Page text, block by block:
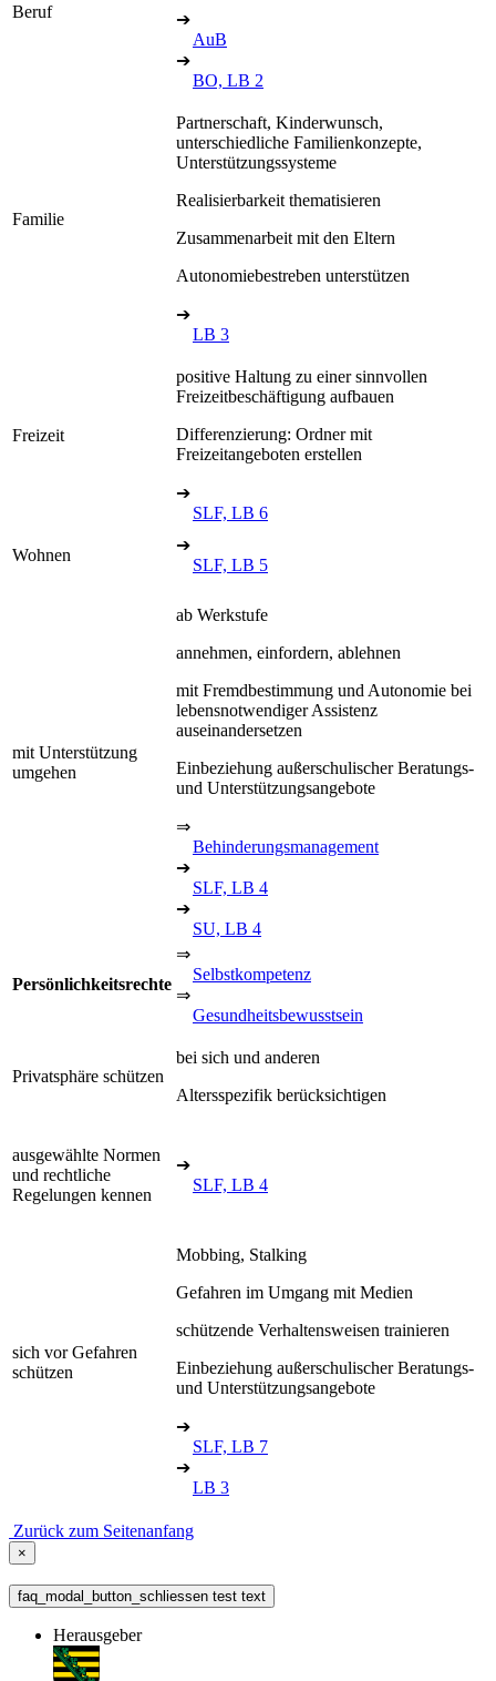
Beruf
➔
AuB
➔
BO, LB 2
Familie
Partnerschaft, Kinderwunsch,
unterschiedliche Familienkonzepte,
Unterstützungssysteme
Realisierbarkeit thematisieren
Zusammenarbeit mit den Eltern
Autonomiebestreben unterstützen
➔
LB 3
Freizeit
positive Haltung zu einer sinnvollen
Freizeitbeschäftigung aufbauen
Differenzierung: Ordner mit
Freizeitangeboten erstellen
➔
SLF, LB 6
Wohnen
➔
SLF, LB 5
mit Unterstützung
umgehen
ab Werkstufe
annehmen, einfordern, ablehnen
mit Fremdbestimmung und Autonomie bei
lebensnotwendiger Assistenz
auseinandersetzen
Einbeziehung außerschulischer Beratungs-
und Unterstützungsangebote
⇒
Behinderungsmanagement
➔
SLF, LB 4
➔
SU, LB 4
Persönlichkeitsrechte
⇒
Selbstkompetenz
⇒
Gesundheitsbewusstsein
Privatsphäre schützen
bei sich und anderen
Altersspezifik berücksichtigen
ausgewählte Normen
und rechtliche
Regelungen kennen
➔
SLF, LB 4
sich vor Gefahren
schützen
Mobbing, Stalking
Gefahren im Umgang mit Medien
schützende Verhaltensweisen trainieren
Einbeziehung außerschulischer Beratungs-
und Unterstützungsangebote
➔
SLF, LB 7
➔
LB 3
Zurück zum Seitenanfang
×
faq_modal_button_schliessen test text
Herausgeber